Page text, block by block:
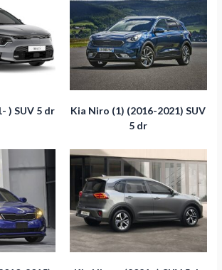
Kia Niro (1) (2016-2021) SUV
5 dr
) SUV 5 dr
תשלום